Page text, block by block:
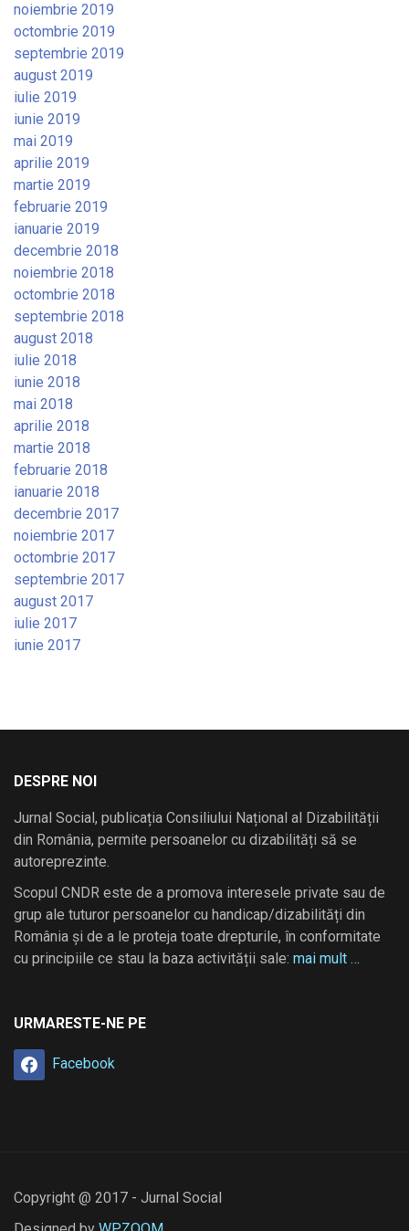
noiembrie 2019
octombrie 2019
septembrie 2019
august 2019
iulie 2019
iunie 2019
mai 2019
aprilie 2019
martie 2019
februarie 2019
ianuarie 2019
decembrie 2018
noiembrie 2018
octombrie 2018
septembrie 2018
august 2018
iulie 2018
iunie 2018
mai 2018
aprilie 2018
martie 2018
februarie 2018
ianuarie 2018
decembrie 2017
noiembrie 2017
octombrie 2017
septembrie 2017
august 2017
iulie 2017
iunie 2017
DESPRE NOI
Jurnal Social, publicația Consiliului Național al Dizabilității
din România, permite persoanelor cu dizabilități să se
autoreprezinte.
Scopul CNDR este de a promova interesele private sau de
grup ale tuturor persoanelor cu handicap/dizabilități din
România și de a le proteja toate drepturile, în conformitate
cu principiile ce stau la baza activității sale: mai mult …
URMARESTE-NE PE
Facebook
Copyright @ 2017 - Jurnal Social